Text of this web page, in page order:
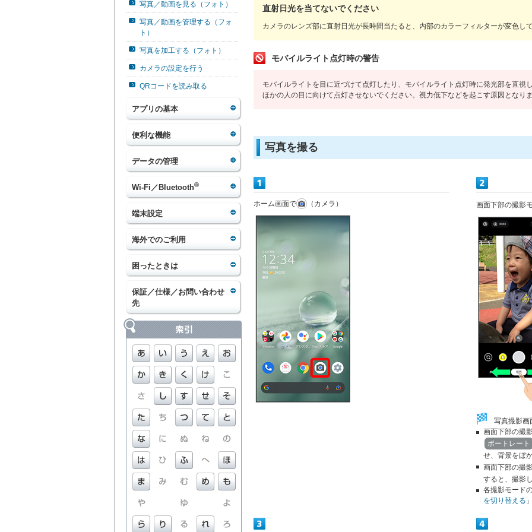
写真／動画を見る（フォト）
写真／動画を管理する（フォ
ト）
写真を加工する（フォト）
カメラの設定を行う
QRコードを読み取る
アプリの基本
便利な機能
データの管理
Wi-Fi／Bluetooth®
端末設定
海外でのご利用
困ったときは
保証／仕様／お問い合わせ
先
直射日光を当てないでください
カメラのレンズ部に直射日光が長時間当たると、内部のカラーフィルターが変色し
モバイルライト点灯時の警告
モバイルライトを目に近づけて点灯したり、モバイルライト点灯時に発光部を直視
ほかの人の目に向けて点灯させないでください。視力低下などを起こす原因となり
写真を撮る
ホーム画面で （カメラ） 画面下部の撮影
写真撮影画
画面下部の撮
ポートレート
せ、背景をぼ
画面下部の撮
すると、撮影
各撮影モード
を切り替える